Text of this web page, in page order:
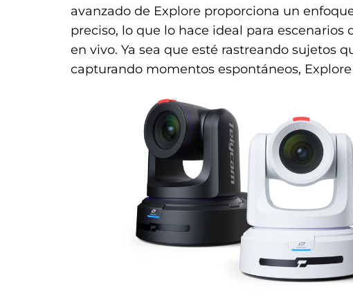
avanzado de Explore proporciona un
preciso, lo que lo hace ideal para
en vivo. Ya sea que esté rastreando sujetos
capturando momentos espontáneos,